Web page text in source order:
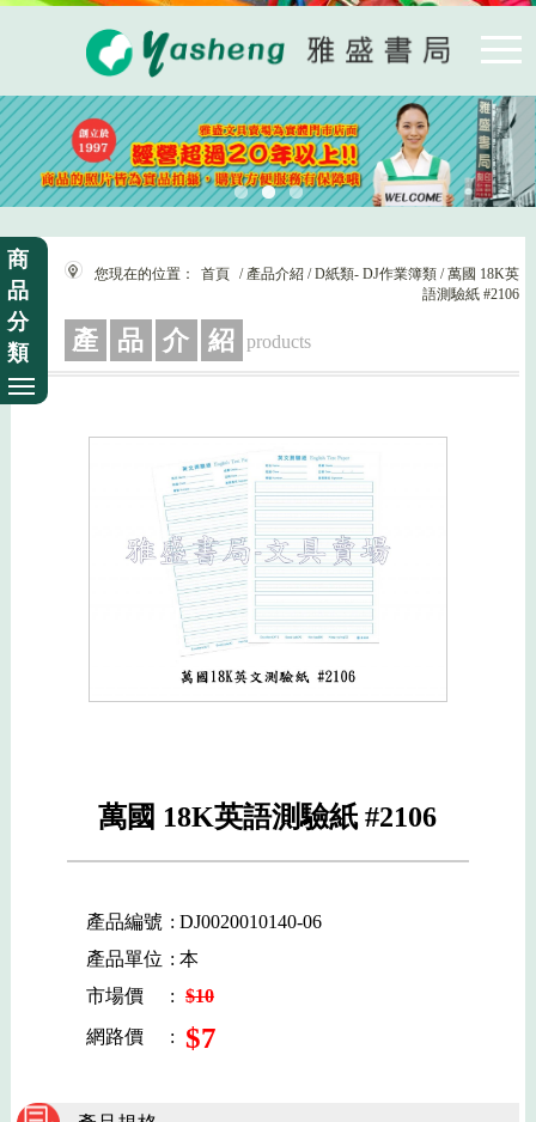
商
品
分
類
您現在的位置： 首頁 / 產品介紹 / D紙類- DJ作業簿類 / 萬國 18K英
語測驗紙 #2106
產 品 介 紹 products
萬國 18K英語測驗紙 #2106
產品編號 : DJ0020010140-06
產品單位 : 本
市場價
: $10
網路價
: $7